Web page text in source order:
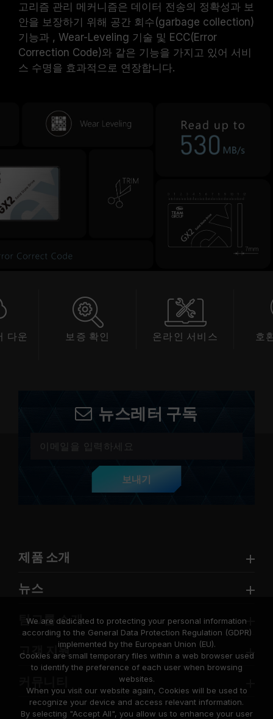
고리즘 관리 메커니즘은 데이터 전송의 정확성과 보
안을 보장하기 위해 공간 회수(garbage collection)
기능과 , Wear-Leveling 기술 및 ECC(Error
Correction Code)와 같은 기능을 가지고 있어 서비
스 수명을 효과적으로 연장합니다.
다운
보증 확인 온라인 서비스 호
뉴스레터 구독
보내기
제품 소개
뉴스
팀그룹 소개
고객 지원
We are dedicated to protecting your personal information
according to the General Data Protection Regulation (GDPR)
implemented by the European Union (EU).
Cookies are small temporary files within a web browser used
to identify the preference of each user when browsing
websites.
When you visit our website again, Cookies will be used to
recognize your device and access relevant information.
By selecting "Accept All", you allow us to enhance your user